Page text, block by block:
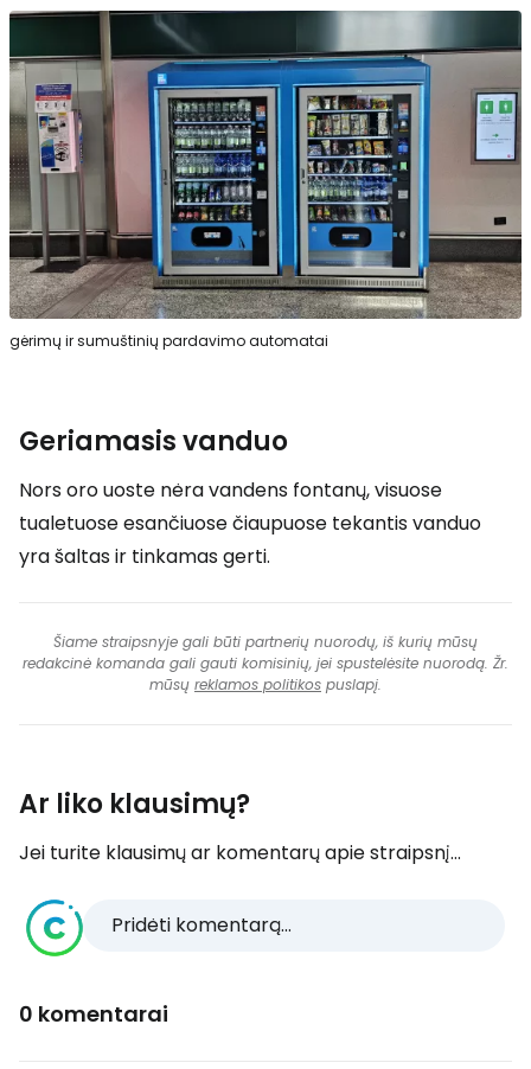
gėrimų ir sumuštinių pardavimo automatai
Geriamasis vanduo
Nors oro uoste nėra vandens fontanų, visuose
tualetuose esančiuose čiaupuose tekantis vanduo
yra šaltas ir tinkamas gerti.
Šiame straipsnyje gali būti partnerių nuorodų, iš kurių mūsų
redakcinė komanda gali gauti komisinių, jei spustelėsite nuorodą. Žr.
mūsų reklamos politikos puslapį.
Ar liko klausimų?
Jei turite klausimų ar komentarų apie straipsnį...
Pridėti komentarą...
0 komentarai